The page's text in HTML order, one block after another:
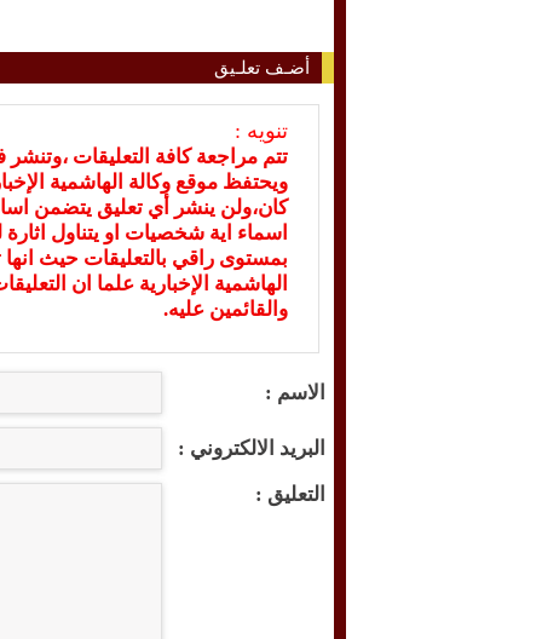
أضـف تعلـيق
تنويه :
تتم مراجعة كافة التعليقات
ويحتفظ موقع وكالة الهاشمية
كان،ولن ينشر أي تعليق يتضمن
اسماء اية شخصيات او يتناول اثارة
بمستوى راقي بالتعليقات حيث
الهاشمية الإخبارية علما ان
والقائمين عليه.
الاسم :
البريد الالكتروني :
التعليق :